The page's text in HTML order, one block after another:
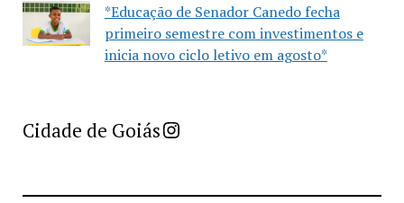
*Educação de Senador Canedo fecha
primeiro semestre com investimentos e
inicia novo ciclo letivo em agosto*
Cidade de GoiásImprensa Criativa da Cidade de Goiás